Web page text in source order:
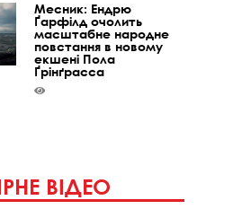
Месник: Ендрю
Ґарфілд очолить
масштабне народне
повстання в новому
екшені Пола
Ґрінґрасса
ВІДЕО